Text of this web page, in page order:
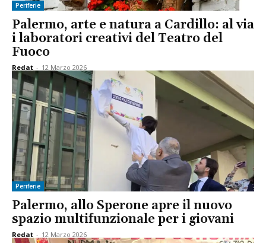
Periferie
Palermo, arte e natura a Cardillo: al via
i laboratori creativi del Teatro del
Fuoco
Redat - 12 Marzo 2026
Periferie
Palermo, allo Sperone apre il nuovo
spazio multifunzionale per i giovani
Redat - 12 Marzo 2026